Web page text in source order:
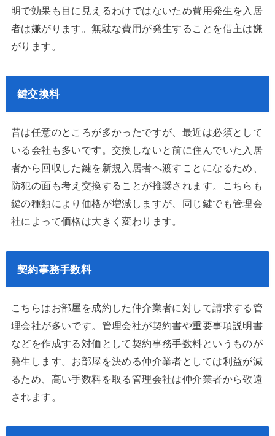
明で効果も目に見えるわけではないため費用発生を入居
者は嫌がります。無駄な費用が発生することを借主は嫌
がります。
鍵交換料
昔は任意のところが多かったですが、最近は必須として
いる会社も多いです。交換しないと前に住んでいた入居
者から回収した鍵を新規入居者へ渡すことになるため、
防犯の面も考え交換することが推奨されます。こちらも
鍵の種類により価格が増減しますが、同じ鍵でも管理会
社によって価格は大きく変わります。
契約事務手数料
こちらはお部屋を成約した仲介業者に対して請求する管
理会社が多いです。管理会社が契約書や重要事項説明書
などを作成する対価として契約事務手数料というものが
発生します。お部屋を決める仲介業者としては利益が減
るため、高い手数料を取る管理会社は仲介業者から敬遠
されます。